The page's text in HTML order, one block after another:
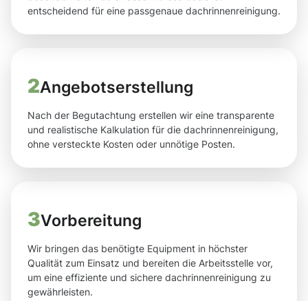
entscheidend für eine passgenaue dachrinnenreinigung.
2Angebotserstellung
Nach der Begutachtung erstellen wir eine transparente
und realistische Kalkulation für die dachrinnenreinigung,
ohne versteckte Kosten oder unnötige Posten.
3Vorbereitung
Wir bringen das benötigte Equipment in höchster
Qualität zum Einsatz und bereiten die Arbeitsstelle vor,
um eine effiziente und sichere dachrinnenreinigung zu
gewährleisten.